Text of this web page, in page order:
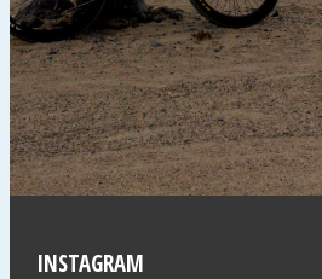
INSTAGRAM